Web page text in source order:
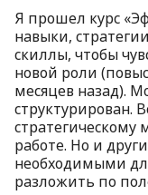
Я прошел курс
навыки,
скиллы, чтобы
новой роли
месяцев назад).
структурирован.
работе. Но и
необходимыми
разложить по